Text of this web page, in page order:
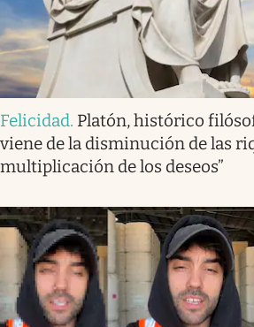
Felicidad. Platón, histórico
viene de la disminución de las
multiplicación de los deseos”